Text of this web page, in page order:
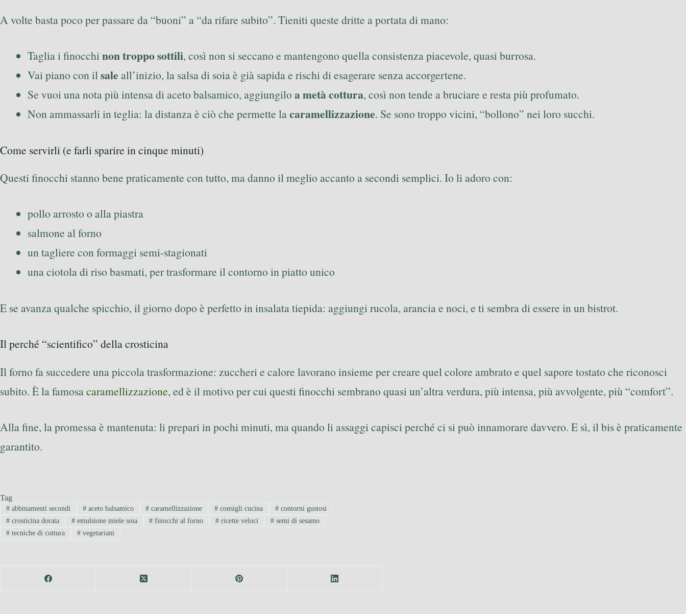
A volte basta poco per passare da “buoni” a “da rifare subito”. Tieniti queste dritte a portata di mano:
Taglia i finocchinon troppo sottili, così non si seccano e mantengono quella consistenza piacevole, quasi burrosa.
Vai piano con ilsale all’inizio, la salsa di soia è già sapida e rischi di esagerare senza accorgertene.
Se vuoi una nota più intensa di aceto balsamico, aggiungilo a metà cottura, così non tende a bruciare e resta più profumato.
Non ammassarli in teglia: la distanza è ciò che permette lacaramellizzazione. Se sono troppo vicini, “bollono” nei loro succhi.
Come servirli (e farli sparire in cinque minuti)
Questi finocchi stanno bene praticamente con tutto, ma danno il meglio accanto a secondi semplici. Io li adoro con:
pollo arrosto o alla piastra
salmone al forno
un tagliere con formaggi semi-stagionati
una ciotola di riso basmati, per trasformare il contorno in piatto unico
E se avanza qualche spicchio, il giorno dopo è perfetto in insalata tiepida: aggiungi rucola, arancia e noci, e ti sembra di essere in un bistrot.
Il perché “scientifico” della crosticina
Il forno fa succedere una piccola trasformazione: zuccheri e calore lavorano insieme per creare quel colore ambrato e quel sapore tostato che riconosci
subito. È la famosacaramellizzazione, ed è il motivo per cui questi finocchi sembrano quasi un’altra verdura, più intensa, più avvolgente, più “comfort”.
Alla fine, la promessa è mantenuta: li prepari in pochi minuti, ma quando li assaggi capisci perché ci si può innamorare davvero. E sì, il bis è praticamente
garantito.
Tag
#abbinamenti secondi #aceto balsamico # caramellizzazione # consigli cucina # contorni gustosi
#crosticina dorata #emulsione miele soia # finocchi al forno # ricette veloci # semi di sesamo
#tecniche di cottura #vegetariani